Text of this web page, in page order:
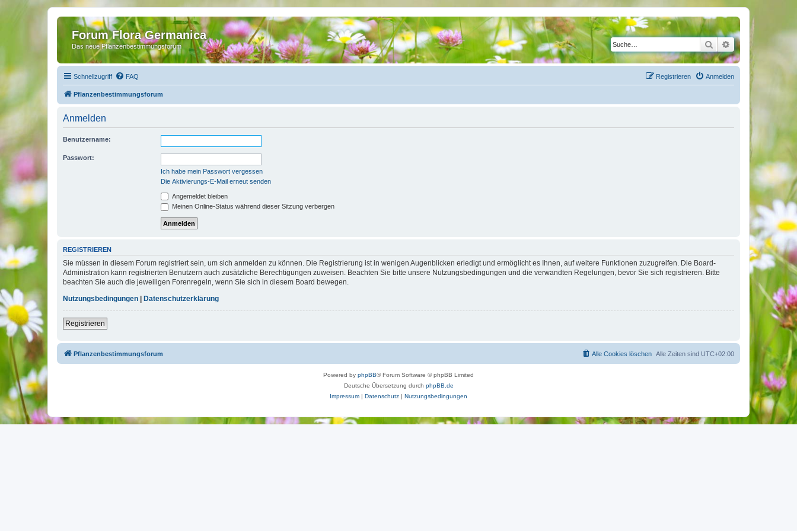
Forum Flora Germanica
Das neue Pflanzenbestimmungsforum SucheErweiterte Suche
Schnellzugriff FAQ Anmelden
Registrieren
Pflanzenbestimmungsforum
Anmelden
Benutzername:
Passwort:
Ich habe mein Passwort vergessen
Die Aktivierungs-E-Mail erneut senden
Angemeldet bleiben
Meinen Online-Status während dieser Sitzung verbergen
REGISTRIEREN
Sie müssen in diesem Forum registriert sein, um sich anmelden zu können. Die Registrierung ist in wenigen Augenblicken erledigt und ermöglicht es Ihnen, auf weitere Funktionen zuzugreifen. Die Board-
Administration kann registrierten Benutzern auch zusätzliche Berechtigungen zuweisen. Beachten Sie bitte unsere Nutzungsbedingungen und die verwandten Regelungen, bevor Sie sich registrieren. Bitte
beachten Sie auch die jeweiligen Forenregeln, wenn Sie sich in diesem Board bewegen.
Nutzungsbedingungen
Datenschutzerklärung
Registrieren
Pflanzenbestimmungsforum Alle Zeiten sind UTC+02:00
Alle Cookies löschen
Powered by phpBB® Forum Software © phpBB Limited
Deutsche Übersetzung durch phpBB.de
Impressum | Datenschutz | Nutzungsbedingungen